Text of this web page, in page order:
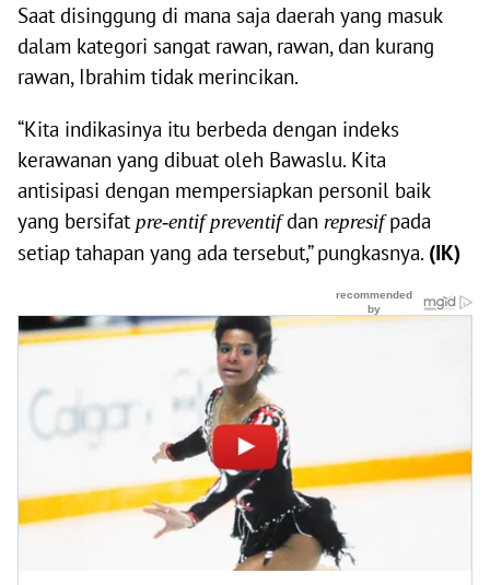
Saat disinggung di mana saja daerah yang masuk
dalam kategori sangat rawan, rawan, dan kurang
rawan, Ibrahim tidak merincikan.
“Kita indikasinya itu berbeda dengan indeks
kerawanan yang dibuat oleh Bawaslu. Kita
antisipasi dengan mempersiapkan personil baik
yang bersifat pre-entif preventifdan represifpada
setiap tahapan yang ada tersebut,” pungkasnya. (IK)